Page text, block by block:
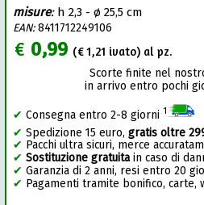
misure: h 2,3 - ø 25,5 cm
EAN:8411712249106
€ 0,99 (€1,21 ivato) al pz.
Scorte finite nel
in arrivo entro pochi
✔ Consegna entro 2-8 giorni 1
✔ Spedizione 15 euro,gratis oltre
✔ Pacchi ultra sicuri, merce
✔ Sostituzione gratuitain caso di
✔ Garanzia di 2 anni, resi entro 20
✔ Pagamenti tramite bonifico, carte,